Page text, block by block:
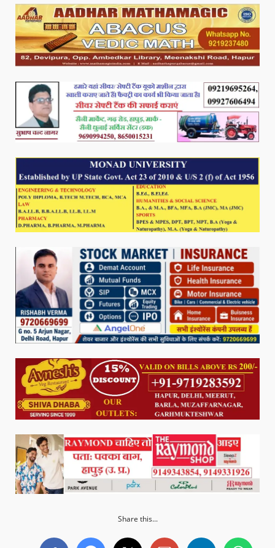
Share this...